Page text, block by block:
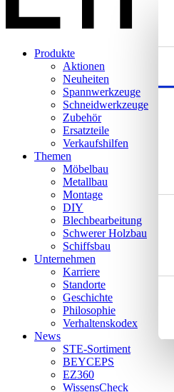
Produkte
Aktionen
Neuheiten
Spannwerkzeuge
Schneidwerkzeuge
Zubehör
Ersatzteile
Verkaufshilfen
Themen
Möbelbau
Metallbau
Montage
DIY
Blechbearbeitung
Schwerer Holzbau
Schiffsbau
Unternehmen
Karriere
Standorte
Geschichte
Philosophie
Verhaltenskodex
News
STE-Sortiment
BEYCEPS
EZ360
WissensCheck